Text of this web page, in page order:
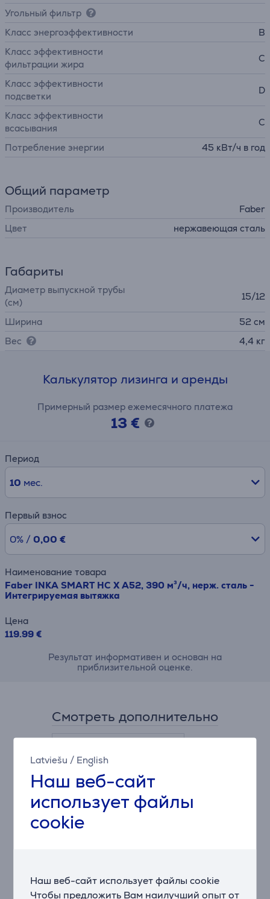
Latviešu / English
Наш веб-сайт
использует файлы
cookie
Наш веб-сайт использует файлы cookie
Чтобы предложить Вам наилучший опыт от
Угольный фильтр
Класс энергоэффективности
B
Класс эффективности
фильтрации жира
C
Класс эффективности
подсветки
D
Класс эффективности
всасывания
C
Потребление энергии 45 кВт/ч в год
Общий параметр
Производитель
Faber
Цвет
нержавеющая сталь
Габариты
Диаметр выпускной трубы
(см)
15/12
Ширина
52 см
Вес
4,4 кг
Калькулятор лизинга и аренды
Примерный размер ежемесячного платежа
13 €
Период
10 мес.
Первый взнос
0% / 0,00 €
Наименование товара
Faber INKA SMART HC X A52, 390 м³/ч, нерж. сталь -
Интегрируемая вытяжка
Цена
119.99 €
Результат информативен и основан на
приблизительной оценке.
Смотреть дополнительно
фильтр
112.0556.527